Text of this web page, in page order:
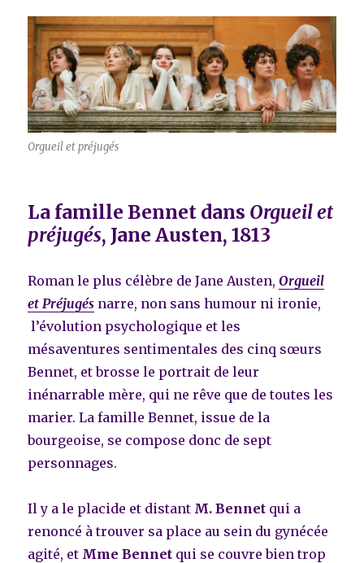
Orgueil et préjugés
La famille Bennet dans Orgueil et
préjugés, Jane Austen, 1813
Roman le plus célèbre de Jane Austen,Orgueil
et Préjugés narre, non sans humour ni ironie,
l’évolution psychologique et les
mésaventures sentimentales des cinq sœurs
Bennet, et brosse le portrait de leur
inénarrable mère, qui ne rêve que de toutes les
marier. La famille Bennet, issue de la
bourgeoise, se compose donc de sept
personnages.
Il y a le placide et distant M. Bennet qui a
renoncé à trouver sa place au sein du gynécée
agité, et Mme Bennet qui se couvre bien trop